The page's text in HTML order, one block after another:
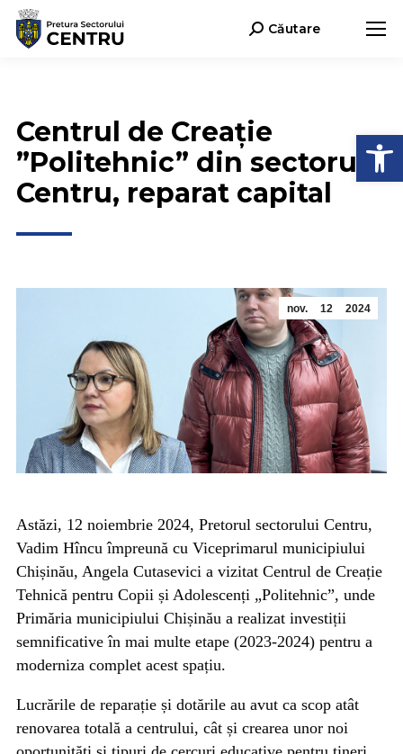
Search:Căutare
Centrul de Creație
”Politehnic” din sectorul
Centru, reparat capital
nov. 12 2024
Astăzi, 12 noiembrie 2024, Pretorul sectorului Centru,
Vadim Hîncu împreună cu Viceprimarul municipiului
Chișinău, Angela Cutasevici a vizitat Centrul de Creație
Tehnică pentru Copii și Adolescenți „Politehnic”, unde
Primăria municipiului Chișinău a realizat investiții
semnificative în mai multe etape (2023-2024) pentru a
moderniza complet acest spațiu.
Lucrările de reparație și dotările au avut ca scop atât
renovarea totală a centrului, cât și crearea unor noi